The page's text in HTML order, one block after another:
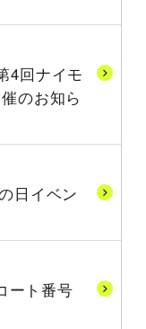
4回ナイモ
のお知ら
日イベン
ート番号